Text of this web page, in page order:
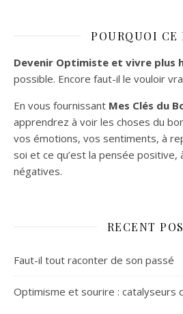
POURQUOI CE
Devenir Optimiste et vivre plus
possible. Encore faut-il le vouloir
En vous fournissant Mes Clés du
apprendrez à voir les choses du
vos émotions, vos sentiments, à
soi et ce qu’est la pensée positive,
négatives.
RECENT
Faut-il tout raconter de son passé
Optimisme et sourire : catalyseurs